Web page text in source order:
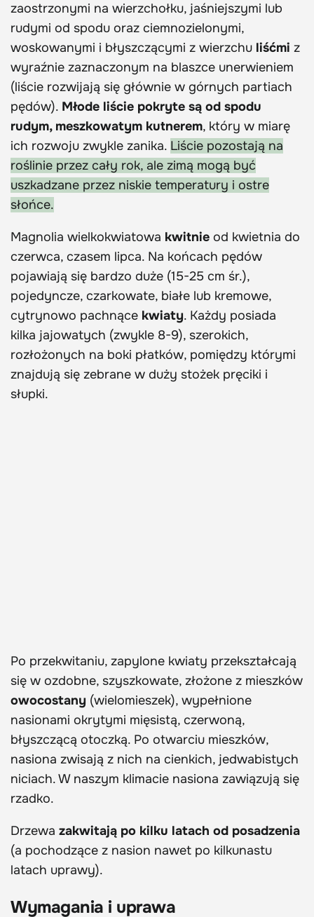
zaostrzonymi na wierzchołku, jaśniejszymi lub
rudymi od spodu oraz ciemnozielonymi,
woskowanymi i błyszczącymi z wierzchu liśćmi z
wyraźnie zaznaczonym na blaszce unerwieniem
(liście rozwijają się głównie w górnych partiach
pędów). Młode liście pokryte są od spodu
rudym, meszkowatym kutnerem, który w miarę
ich rozwoju zwykle zanika. Liście pozostają na
roślinie przez cały rok, ale zimą mogą być
uszkadzane przez niskie temperatury i ostre
słońce.
Magnolia wielkokwiatowa kwitnie od kwietnia do
czerwca, czasem lipca. Na końcach pędów
pojawiają się bardzo duże (15-25 cm śr.),
pojedyncze, czarkowate, białe lub kremowe,
cytrynowo pachnące kwiaty. Każdy posiada
kilka jajowatych (zwykle 8-9), szerokich,
rozłożonych na boki płatków, pomiędzy którymi
znajdują się zebrane w duży stożek pręciki i
słupki.
Po przekwitaniu, zapylone kwiaty przekształcają
się w ozdobne, szyszkowate, złożone z mieszków
owocostany (wielomieszek), wypełnione
nasionami okrytymi mięsistą, czerwoną,
błyszczącą otoczką. Po otwarciu mieszków,
nasiona zwisają z nich na cienkich, jedwabistych
niciach. W naszym klimacie nasiona zawiązują się
rzadko.
Drzewa zakwitają po kilku latach od posadzenia
(a pochodzące z nasion nawet po kilkunastu
latach uprawy).
Wymagania i uprawa